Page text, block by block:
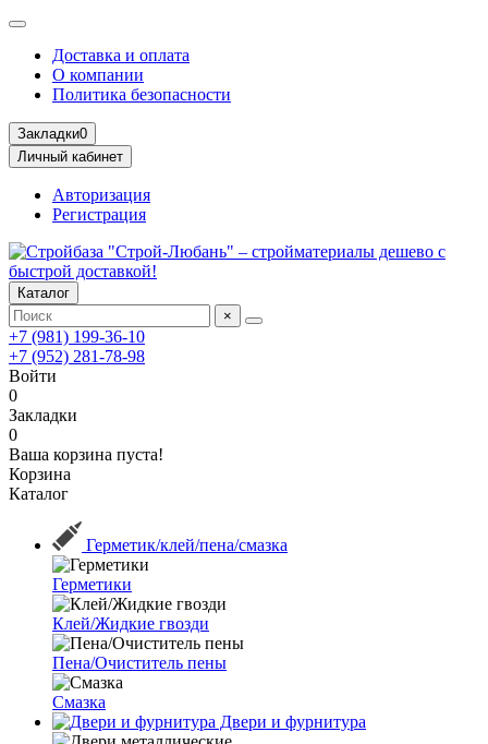
Доставка и оплата
О компании
Политика безопасности
Закладки0
Личный кабинет
Авторизация
Регистрация
Каталог
×
+7 (981) 199-36-10
+7 (952) 281-78-98
Войти
0
Закладки
0
Ваша корзина пуста!
Корзина
Каталог
Герметик/клей/пена/смазка
Герметики
Клей/Жидкие гвозди
Пена/Очиститель пены
Смазка
Двери и фурнитура